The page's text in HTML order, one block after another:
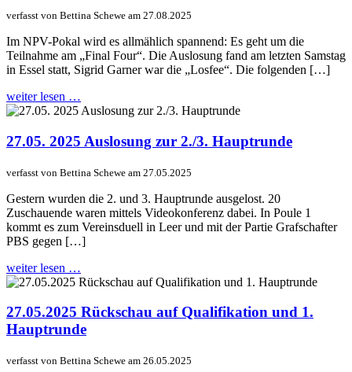
verfasst von Bettina Schewe am 27.08.2025
Im NPV-Pokal wird es allmählich spannend: Es geht um die
Teilnahme am „Final Four“. Die Auslosung fand am letzten Samstag
in Essel statt, Sigrid Garner war die „Losfee“. Die folgenden […]
weiter lesen …
27.05. 2025 Auslosung zur 2./3. Hauptrunde
verfasst von Bettina Schewe am 27.05.2025
Gestern wurden die 2. und 3. Hauptrunde ausgelost. 20
Zuschauende waren mittels Videokonferenz dabei. In Poule 1
kommt es zum Vereinsduell in Leer und mit der Partie Grafschafter
PBS gegen […]
weiter lesen …
27.05.2025 Rückschau auf Qualifikation und 1.
Hauptrunde
verfasst von Bettina Schewe am 26.05.2025